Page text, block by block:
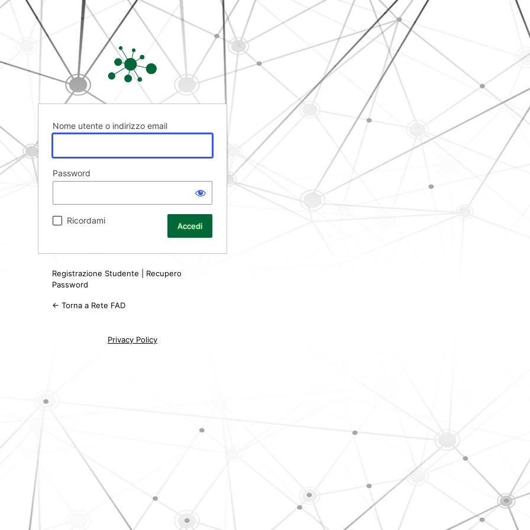
Rete FAD
Nome utente o indirizzo email
Password
Ricordami
Registrazione Studente
Recupero
Password
← Torna a Rete FAD
Privacy Policy